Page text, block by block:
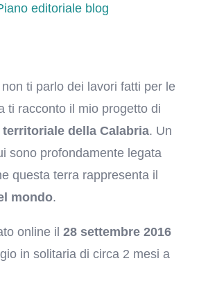
editoriale blog
ti parlo dei lavori fatti per le
ti racconto il mio progetto di
della Calabria. Un
sono profondamente legata
questa terra rappresenta il
mondo.
online il 28 settembre 2016
in solitaria di circa 2 mesi a